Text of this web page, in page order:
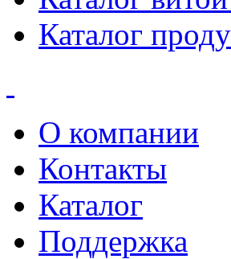
Каталог
О компании
Контакты
Каталог
Поддержка